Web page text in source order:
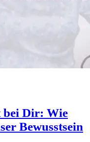
bei Dir: Wie
Bewusstsein